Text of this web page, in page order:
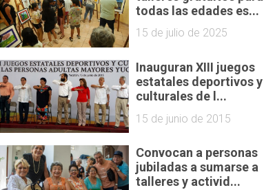
todas las edades es...
15 de julio de 2025
Inauguran XIII juegos
estatales deportivos y
culturales de l...
15 de junio de 2015
Convocan a personas
jubiladas a sumarse a
talleres y activid...